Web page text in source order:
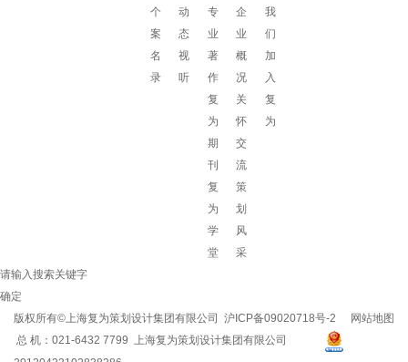
个
案
名
录
动
态
视
听
专
业
著
作
复
为
期
刊
复
为
学
堂
企
业
概
况
关
怀
交
流
策
划
风
采
我
们
加
入
复
为
请输入搜索关键字
确定
网站地图
版权所有©上海复为策划设计集团有限公司 沪ICP备09020718号-2
总 机：021-6432 7799 上海复为策划设计集团有限公司